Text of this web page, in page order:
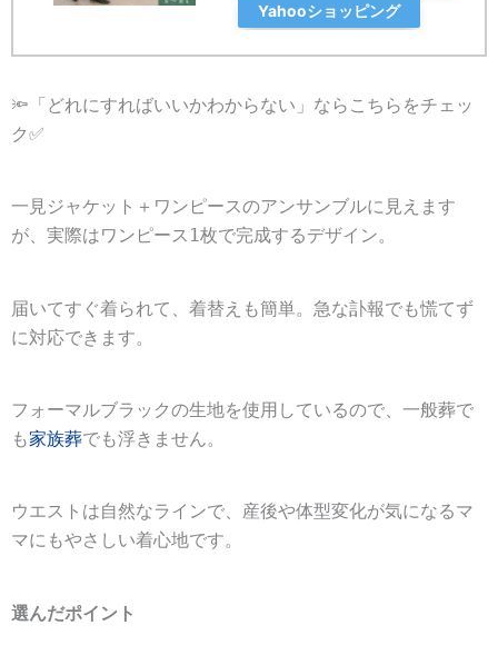
Yahooショッピング
🔦 「どれにすればいいかわからない」ならこちらをチェッ
ク✅
一見ジャケット＋ワンピースのアンサンブルに見えます
が、実際はワンピース1枚で完成するデザイン。
届いてすぐ着られて、着替えも簡単。急な訃報でも慌てず
に対応できます。
フォーマルブラックの生地を使用しているので、一般葬で
も家族葬でも浮きません。
ウエストは自然なラインで、産後や体型変化が気になるマ
マにもやさしい着心地です。
選んだポイント